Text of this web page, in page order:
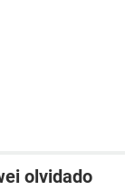
olvidado